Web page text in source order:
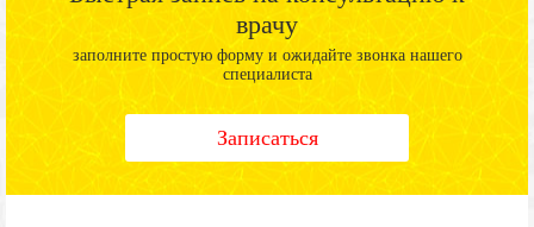
врачу
заполните простую форму и ожидайте звонка нашего
специалиста
Записаться